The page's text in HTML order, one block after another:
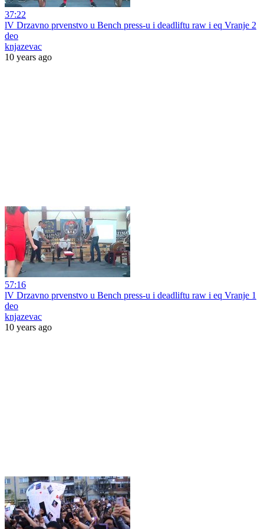
37:22
lV Drzavno prvenstvo u Bench press-u i deadliftu raw i eq Vranje 2
deo
knjazevac
10 years ago
57:16
lV Drzavno prvenstvo u Bench press-u i deadliftu raw i eq Vranje 1
deo
knjazevac
10 years ago